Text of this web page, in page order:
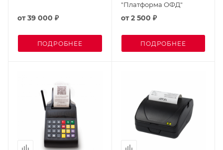
от39 000 ₽
ПОДРОБНЕЕ
"Платформа ОФД"
от2 500 ₽
ПОДРОБНЕЕ